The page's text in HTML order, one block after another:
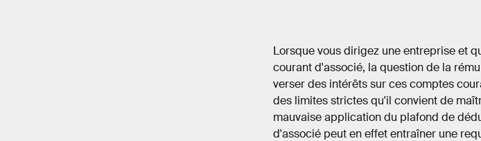
Lorsque vous dirigez une entreprise et
courant d'associé, la question de la
verser des intérêts sur ces comptes
des limites strictes qu'il convient de
mauvaise application du plafond de
d'associé peut en effet entraîner une